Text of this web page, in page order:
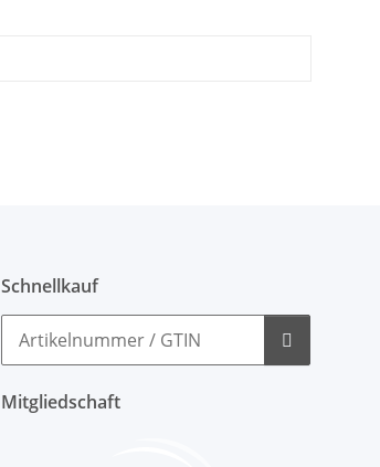
Schnellkauf
Mitgliedschaft